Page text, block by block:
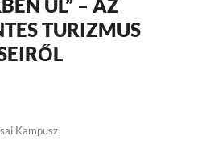
ÜL” – AZ
TURIZMUS
Kampusz